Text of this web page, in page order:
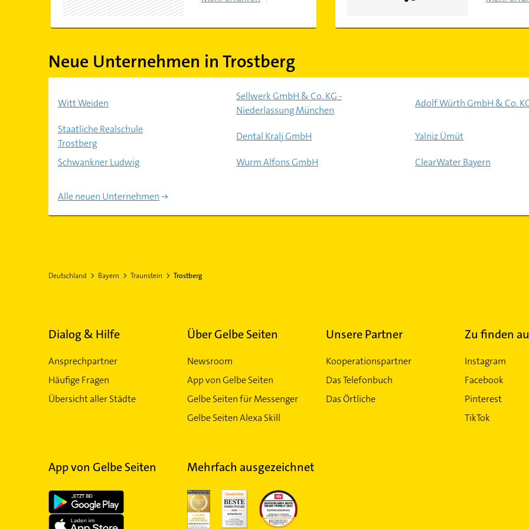
Neue Unternehmen in Trostberg
Witt Weiden
Sellwerk GmbH & Co. KG -
Niederlassung München
Adolf Würth GmbH & Co.
Staatliche Realschule
Trostberg
Dental Kralj GmbH Yalniz Ümüt
Schwankner Ludwig Wurm Alfons GmbH ClearWater Bayern
Alle neuen Unternehmen
Deutschland Bayern Traunstein Trostberg
Dialog & Hilfe
Ansprechpartner
Häufige Fragen
Übersicht aller Städte
Über Gelbe Seiten
Newsroom
App von Gelbe Seiten
Gelbe Seiten für Messenger
Gelbe Seiten Alexa Skill
Unsere Partner
Kooperationspartner
Das Telefonbuch
Das Örtliche
Zu finden
Instagram
Facebook
Pinterest
TikTok
App von Gelbe Seiten Mehrfach ausgezeichnet